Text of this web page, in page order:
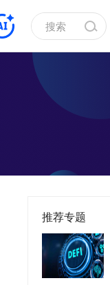
推荐专题